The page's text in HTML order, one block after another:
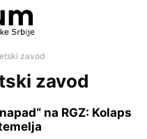
zavod
zavod
na RGZ: Kolaps